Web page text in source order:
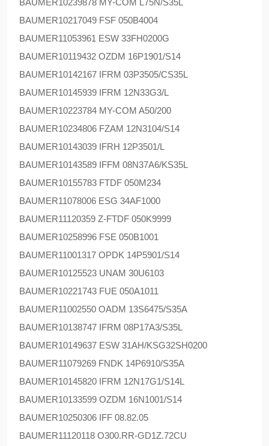
BAUMER10239878 MY-COM L75N/S35L
BAUMER10217049 FSF 050B4004
BAUMER11053961 ESW 33FH0200G
BAUMER10119432 OZDM 16P1901/S14
BAUMER10142167 IFRM 03P3505/CS35L
BAUMER10145939 IFRM 12N33G3/L
BAUMER10223784 MY-COM A50/200
BAUMER10234806 FZAM 12N3104/S14
BAUMER10143039 IFRH 12P3501/L
BAUMER10143589 IFFM 08N37A6/KS35L
BAUMER10155783 FTDF 050M234
BAUMER11078006 ESG 34AF1000
BAUMER11120359 Z-FTDF 050K9999
BAUMER10258996 FSE 050B1001
BAUMER11001317 OPDK 14P5901/S14
BAUMER10125523 UNAM 30U6103
BAUMER10221743 FUE 050A1011
BAUMER11002550 OADM 13S6475/S35A
BAUMER10138747 IFRM 08P17A3/S35L
BAUMER10149637 ESW 31AH/KSG32SH0200
BAUMER11079269 FNDK 14P6910/S35A
BAUMER10145820 IFRM 12N17G1/S14L
BAUMER10133599 OZDM 16N1001/S14
BAUMER10250306 IFF 08.82.05
BAUMER11120118 O300.RR-GD1Z.72CU